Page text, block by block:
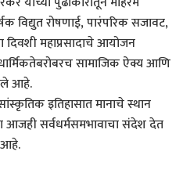
विद्युत रोषणाई, पारंपरिक सजावट,
महाप्रसादाचे आयोजन
सामाजिक ऐक्य आणि
आहे.
इतिहासात मानाचे स्थान
आजही सर्वधर्मसमभावाचा संदेश देत
आहे.